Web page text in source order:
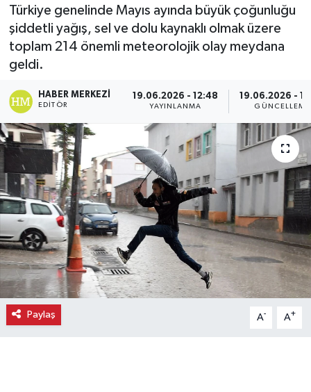
Türkiye genelinde Mayıs ayında büyük çoğunluğu
şiddetli yağış, sel ve dolu kaynaklı olmak üzere
toplam 214 önemli meteorolojik olay meydana
geldi.
HABER MERKEZI
EDITÖR
19.06.2026 - 12:48
YAYINLANMA
19.06.2026 -
GÜNCELLEME
Paylaş A- A+
Dünya
Eğitim
Ekonomi
Eleman
Emlak
Gündem
Gurme
Haber
İlçe Haberleri
Son Dakika Haberleri
Haber Arşivi